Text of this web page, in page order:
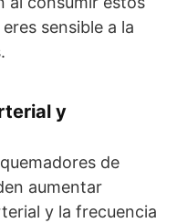
sensible a la
y
de
aumentar
y la frecuencia